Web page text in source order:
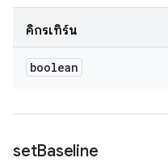
คิกรีเทิร์น
boolean
setBaseline